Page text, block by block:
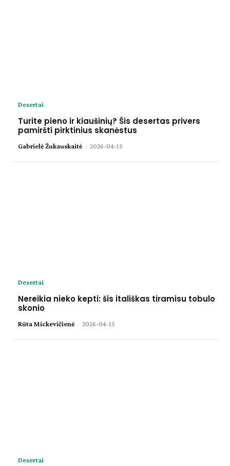
Desertai
Turite pieno ir kiaušinių? Šis desertas privers
pamiršti pirktinius skanėstus
Gabrielė Žukauskaitė - 2026-04-15
Desertai
Nereikia nieko kepti: šis itališkas tiramisu tobulo
skonio
Rūta Mickevičienė - 2026-04-15
Desertai